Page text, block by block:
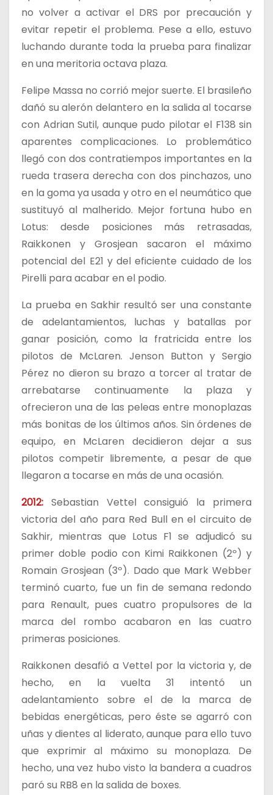
no volver a activar el DRS por precaución y
evitar repetir el problema. Pese a ello, estuvo
luchando durante toda la prueba para finalizar
en una meritoria octava plaza.
Felipe Massa no corrió mejor suerte. El brasileño
dañó su alerón delantero en la salida al tocarse
con Adrian Sutil, aunque pudo pilotar el F138 sin
aparentes complicaciones. Lo problemático
llegó con dos contratiempos importantes en la
rueda trasera derecha con dos pinchazos, uno
en la goma ya usada y otro en el neumático que
sustituyó al malherido. Mejor fortuna hubo en
Lotus: desde posiciones más retrasadas,
Raikkonen y Grosjean sacaron el máximo
potencial del E21 y del eficiente cuidado de los
Pirelli para acabar en el podio.
La prueba en Sakhir resultó ser una constante
de adelantamientos, luchas y batallas por
ganar posición, como la fratricida entre los
pilotos de McLaren. Jenson Button y Sergio
Pérez no dieron su brazo a torcer al tratar de
arrebatarse continuamente la plaza y
ofrecieron una de las peleas entre monoplazas
más bonitas de los últimos años. Sin órdenes de
equipo, en McLaren decidieron dejar a sus
pilotos competir libremente, a pesar de que
llegaron a tocarse en más de una ocasión.
2012: Sebastian Vettel consiguió la primera
victoria del año para Red Bull en el circuito de
Sakhir, mientras que Lotus F1 se adjudicó su
primer doble podio con Kimi Raikkonen (2º) y
Romain Grosjean (3º). Dado que Mark Webber
terminó cuarto, fue un fin de semana redondo
para Renault, pues cuatro propulsores de la
marca del rombo acabaron en las cuatro
primeras posiciones.
Raikkonen desafió a Vettel por la victoria y, de
hecho, en la vuelta 31 intentó un
adelantamiento sobre el de la marca de
bebidas energéticas, pero éste se agarró con
uñas y dientes al liderato, aunque para ello tuvo
que exprimir al máximo su monoplaza. De
hecho, una vez hubo visto la bandera a cuadros
paró su RB8 en la salida de boxes.